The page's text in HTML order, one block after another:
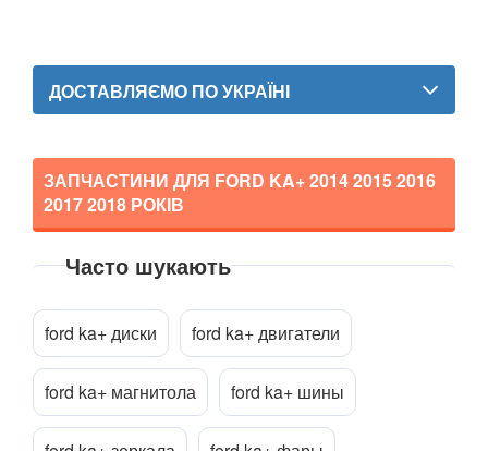
Mondeo Mk4 (CA2)
Mustang V
Mustang VI (S550)
Mustang Mach-E
S-Max Mk1 (CA1)
S-Max Mk2
Transit V
Transit VI (V347/V348)
attach_fileПрикріпити файл
ДОСТАВЛЯЄМО ПО УКРАЇНІ
ЗАПЧАСТИНИ ДЛЯ FORD KA+
2017 2018 РОКІВ
Часто шукають
ford ka+ диски ford ka+ двигатели
ford ka+ магнитола ford ka+ шины